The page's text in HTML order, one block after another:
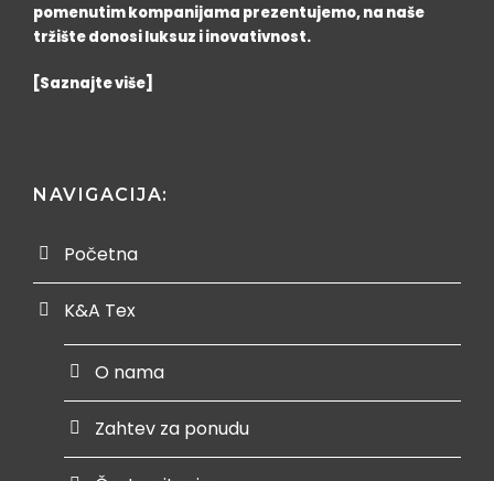
pomenutim kompanijama prezentujemo, na naše
tržište donosi luksuz i inovativnost.
[Saznajte više]
NAVIGACIJA:
Početna
K&A Tex
O nama
Zahtev za ponudu